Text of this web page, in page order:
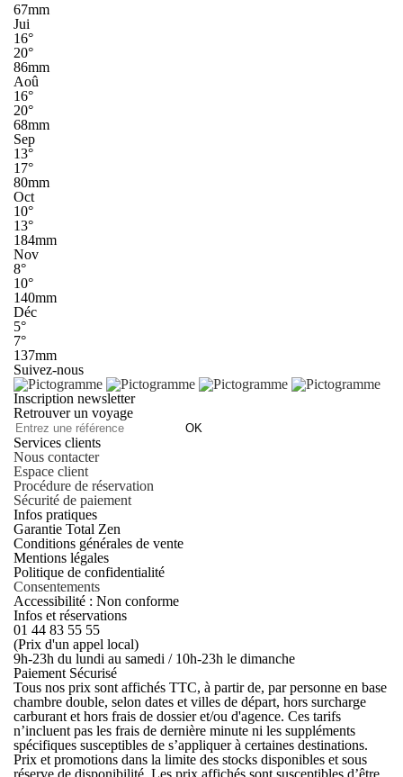
67mm
Jui
16°
20°
86mm
Aoû
16°
20°
68mm
Sep
13°
17°
80mm
Oct
10°
13°
184mm
Nov
8°
10°
140mm
Déc
5°
7°
137mm
Suivez-nous
Inscription newsletter
Retrouver un voyage
OK
Services clients
Nous contacter
Espace client
Procédure de réservation
Sécurité de paiement
Infos pratiques
Garantie Total Zen
Conditions générales de vente
Mentions légales
Politique de confidentialité
Consentements
Accessibilité : Non conforme
Infos et réservations
01 44 83 55 55
(Prix d'un appel local)
9h-23h du lundi au samedi / 10h-23h le dimanche
Paiement Sécurisé
Tous nos prix sont affichés TTC, à partir de, par personne en base
chambre double, selon dates et villes de départ, hors surcharge
carburant et hors frais de dossier et/ou d'agence. Ces tarifs
n’incluent pas les frais de dernière minute ni les suppléments
spécifiques susceptibles de s’appliquer à certaines destinations.
Prix et promotions dans la limite des stocks disponibles et sous
réserve de disponibilité. Les prix affichés sont susceptibles d’être